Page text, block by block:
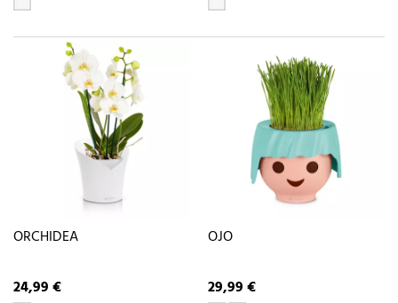
ORCHIDEA
24,99 €
OJO
29,99 €